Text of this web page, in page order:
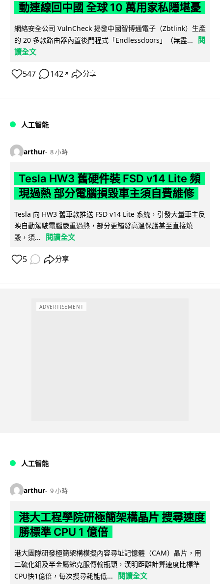
動連線回中國 全球 10 萬用家私隱堪憂
網絡安全公司 VulnCheck 揭發中國智博通電子（Zbtlink）生產
的 20 多款路由器內置後門程式「Endlessdoors」（無盡...
閱
讀全文
547 142 ↗ 分享
人工智能
arthur 8 小時
Tesla HW3 舊硬件裝 FSD v14 Lite 頻
現過熱 部分電腦損毀車主須自費維修
Tesla 向 HW3 舊車款推送 FSD v14 Lite 系統，引發大量車主反
映自動駕駛電腦嚴重過熱，部分更觸發高溫保護甚至直接燒
毀，須...
閱讀全文
5 分享
ADVERTISEMENT
人工智能
arthur 9 小時
港大工程學院研極簡架構晶片 搜尋速度
勝標準 CPU 1 億倍
港大團隊研發極簡架構模擬內容尋址記憶體（CAM）晶片，用
二硫化鉬及半金屬銻克服傳輸瓶頸，漢明距離計算速度比標準
CPU快1億倍，每次搜尋耗能低...
閱讀全文